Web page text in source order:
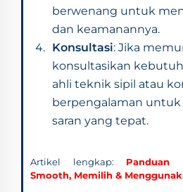
berwenang untuk
dan keamanannya.
Konsultasi: Jika
konsultasikan
ahli teknik sipil atau
berpengalaman
saran yang tepat.
Artikel lengkap: Panduan
Smooth, Memilih &